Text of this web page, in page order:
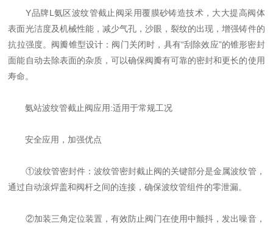
Y品牌L氨区波纹管截止阀采用覆膜砂铸造技术，大大提高阀体
表面光洁度及机械性能，减少气孔，沙眼，裂纹的出现，增强铸件的
抗拉强度。阀瓣锥型设计：阀门关闭时，具有“刮除效应”的锥形密封
面能自动去除表面的杂质，可以确保阀瓣有可靠的密封和更长的使用
寿命。
氨站波纹管截止阀应用:适用于常规工况
安全应用，加强优点
①波纹管密封件：波纹管密封截止阀的关键部分是金属波纹管，
通过自动滚焊盖和阀杆之间的连接，确保波纹管组件的零泄漏。
②加装三角定位装置，有效防止阀门在使用中颤抖，发出噪音，